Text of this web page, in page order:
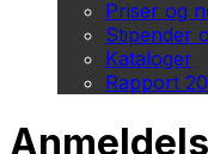
Priser og
Stipender
Kataloger
Rapport